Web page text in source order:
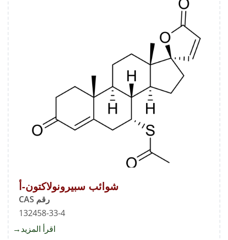
شوائب سبيرونولاكتون-أ
رقم CAS
132458-33-4
اقرأ المزيد